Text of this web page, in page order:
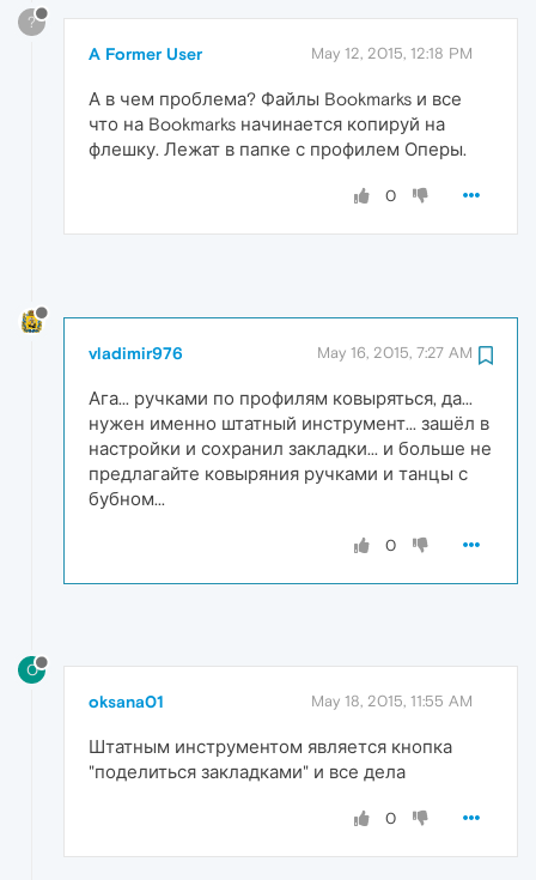
?
A Former User May 12, 2015, 12:18 PM
А в чем проблема? Файлы Bookmarks и все
что на Bookmarks начинается копируй на
флешку. Лежат в папке с профилем Оперы.
0
vladimir976 May 16, 2015, 7:27 AM
Ага... ручками по профилям ковыряться, да...
нужен именно штатный инструмент... зашёл в
настройки и сохранил закладки... и больше не
предлагайте ковыряния ручками и танцы с
бубном...
0
O
oksana01 May 18, 2015, 11:55 AM
Штатным инструментом является кнопка
"поделиться закладками" и все дела
0